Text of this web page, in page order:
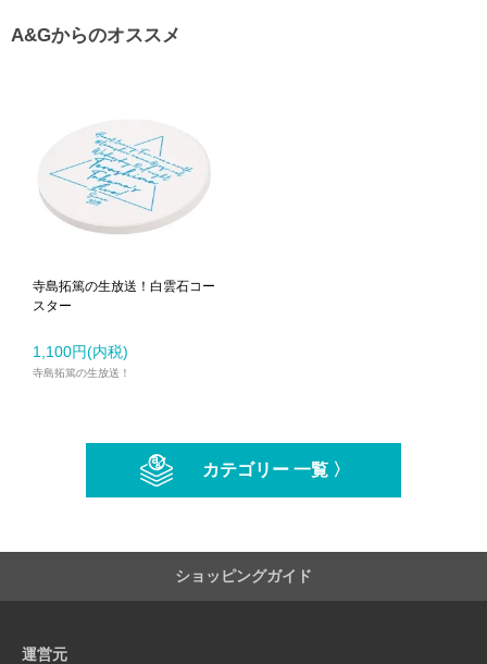
A&Gからのオススメ
寺島拓篤の生放送！白雲石コー
スター
1,100円(内税)
寺島拓篤の生放送！
カテゴリー 一覧 〉
ショッピングガイド
運営元